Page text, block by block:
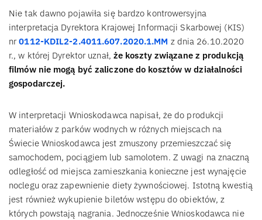
Nie tak dawno pojawiła się bardzo kontrowersyjna
interpretacja Dyrektora Krajowej Informacji Skarbowej (KIS)
nr0112-KDIL2-2.4011.607.2020.1.MM z dnia 26.10.2020
r., w której Dyrektor uznał, że koszty związane z produkcją
filmów nie mogą być zaliczone do kosztów w działalności
gospodarczej.
W interpretacji Wnioskodawca napisał, że do produkcji
materiałów z parków wodnych w różnych miejscach na
Świecie Wnioskodawca jest zmuszony przemieszczać się
samochodem, pociągiem lub samolotem. Z uwagi na znaczną
odległość od miejsca zamieszkania konieczne jest wynajęcie
noclegu oraz zapewnienie diety żywnościowej. Istotną kwestią
jest również wykupienie biletów wstępu do obiektów, z
których powstają nagrania. Jednocześnie Wnioskodawca nie